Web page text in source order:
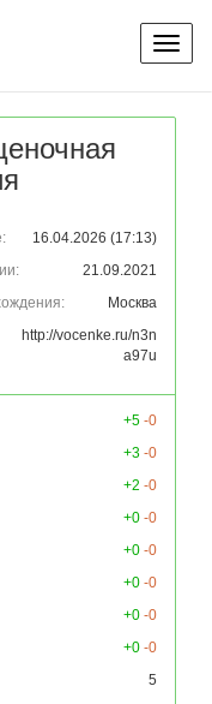
16.04.2026 (17:13)
21.09.2021
Москва
http://vocenke.ru/n3n
a97u
+5 -0
+3 -0
+2 -0
+0 -0
+0 -0
+0 -0
+0 -0
+0 -0
5